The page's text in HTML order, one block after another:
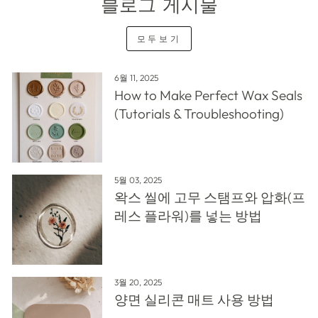
블로그 게시물
모두보기
6월 11, 2025
How to Make Perfect Wax Seals
(Tutorials & Troubleshooting)
5월 03, 2025
왁스 씰에 고무 스탬프와 압화(프
레스 플라워)를 넣는 방법
3월 20, 2025
양면 실리콘 매트 사용 방법